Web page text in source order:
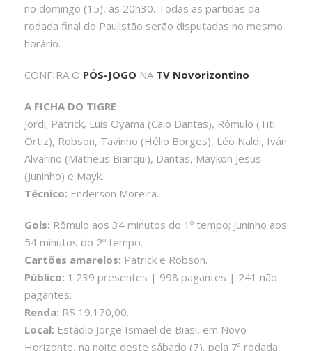
no domingo (15), às 20h30. Todas as partidas da
rodada final do Paulistão serão disputadas no mesmo
horário.
CONFIRA O PÓS-JOGO NA TV Novorizontino
A FICHA DO TIGRE
Jordi; Patrick, Luís Oyama (Caio Dantas), Rômulo (Titi
Ortiz), Robson, Tavinho (Hélio Borges), Léo Naldi, Iván
Alvariño (Matheus Bianqui), Dantas, Maykon Jesus
(Juninho) e Mayk.
Técnico: Enderson Moreira.
Gols: Rômulo aos 34 minutos do 1º tempo; Juninho aos
54 minutos do 2º tempo.
Cartões amarelos: Patrick e Robson.
Público: 1.239 presentes | 998 pagantes | 241 não
pagantes.
Renda: R$ 19.170,00.
Local: Estádio Jorge Ismael de Biasi, em Novo
Horizonte, na noite deste sábado (7), pela 7ª rodada